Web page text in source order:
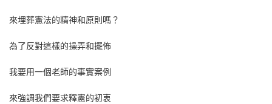
來埋葬憲法的精神和原則嗎？
為了反對這樣的操弄和擺佈
我要用一個老師的事實案例
來強調我們要求釋憲的初衷